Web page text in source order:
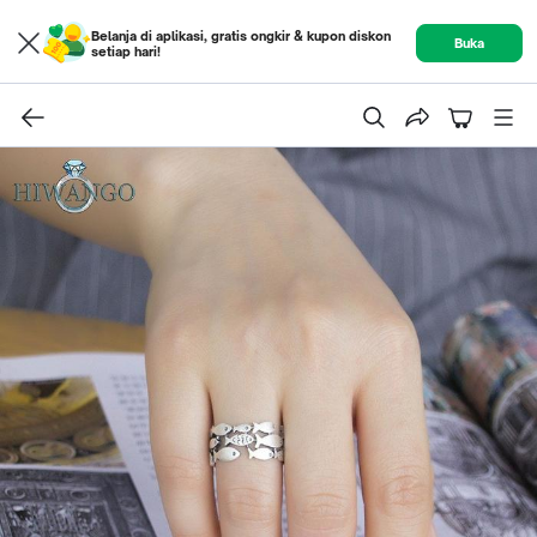
Belanja di aplikasi, gratis ongkir & kupon diskon
setiap hari!
Buka